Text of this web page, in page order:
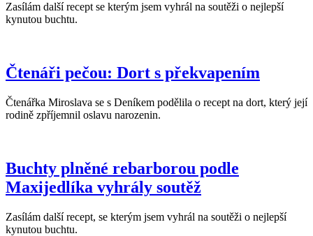
Zasílám další recept se kterým jsem vyhrál na soutěži o nejlepší
kynutou buchtu.
Čtenáři pečou: Dort s překvapením
Čtenářka Miroslava se s Deníkem podělila o recept na dort, který její
rodině zpříjemnil oslavu narozenin.
Buchty plněné rebarborou podle
Maxijedlíka vyhrály soutěž
Zasílám další recept, se kterým jsem vyhrál na soutěži o nejlepší
kynutou buchtu.